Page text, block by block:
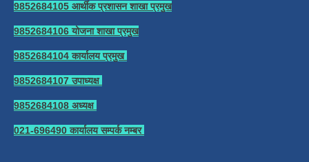
9852684105 आर्थीक प्रशासन शाखा प्रमुख
9852684106 योजना शाखा प्रमुख
9852684104 कार्यालय प्रमुख
9852684107 उपाध्यक्ष
9852684108 अध्यक्ष
021-696490 कार्यालय सम्पर्क नम्बर